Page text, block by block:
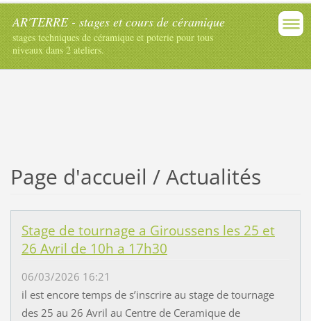
AR'TERRE - stages et cours de céramique
stages techniques de céramique et poterie pour tous
niveaux dans 2 ateliers.
Page d'accueil / Actualités
Stage de tournage a Giroussens les 25 et
26 Avril de 10h a 17h30
06/03/2026 16:21
il est encore temps de s’inscrire au stage de tournage
des 25 au 26 Avril au Centre de Ceramique de